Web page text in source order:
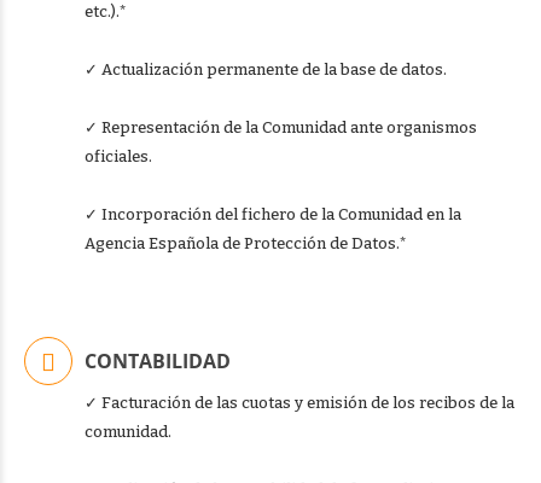
etc.).*
✓ Actualización permanente de la base de datos.
✓ Representación de la Comunidad ante organismos
oficiales.
✓ Incorporación del fichero de la Comunidad en la
Agencia Española de Protección de Datos.*
CONTABILIDAD
✓ Facturación de las cuotas y emisión de los recibos de la
comunidad.